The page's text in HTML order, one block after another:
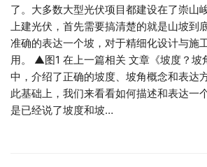
了。大多数大型光伏项目都建设在了崇山
上建光伏，首先需要搞清楚的就是山坡到
准确的表达一个坡，对于精细化设计与施
用。 ▲图1 在上一篇相关 文章《坡度？坡
中，介绍了正确的坡度、坡角概念和表达
此基础上，我们来看看如何描述和表达一
是已经说了坡度和坡…